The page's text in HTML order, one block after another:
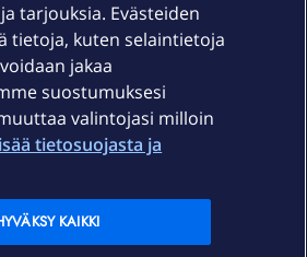
tarjouksia. Evästeiden
tietoja, kuten selaintietoja
jakaa
suostumuksesi
valintojasi milloin
tietosuojasta ja
KAIKKI